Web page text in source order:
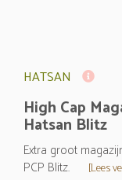
HATSAN
High Cap
Hatsan Blitz
Extra groot
PCP Blitz.
[Lees